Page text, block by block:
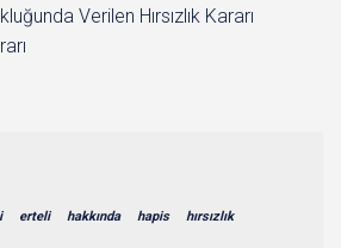
Verilen Hırsızlık Kararı
erteli hakkında hapis hırsızlık